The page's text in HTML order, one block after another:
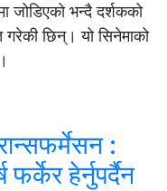
जोडिएको भन्दै दर्शकको
गरेकी छिन्। यो सिनेमाको
:
फर्केर हेर्नुपर्दैन